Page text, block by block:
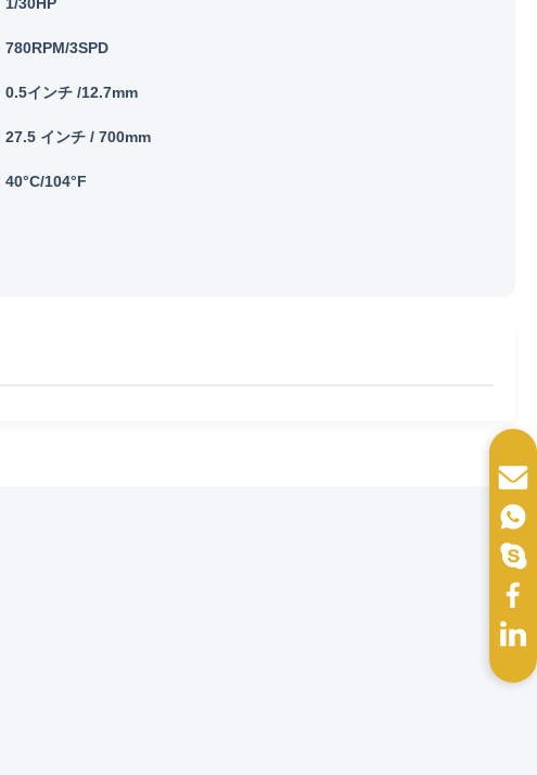
780RPM/3SPD
0.5インチ /12.7mm
27.5 インチ / 700mm
40°C/104°F